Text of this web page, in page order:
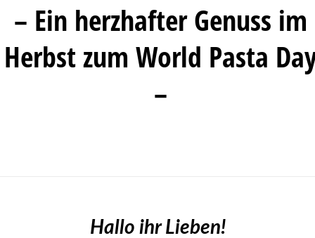
– Ein herzhafter Genuss im
Herbst zum World Pasta
–
Hallo ihr Lieben!